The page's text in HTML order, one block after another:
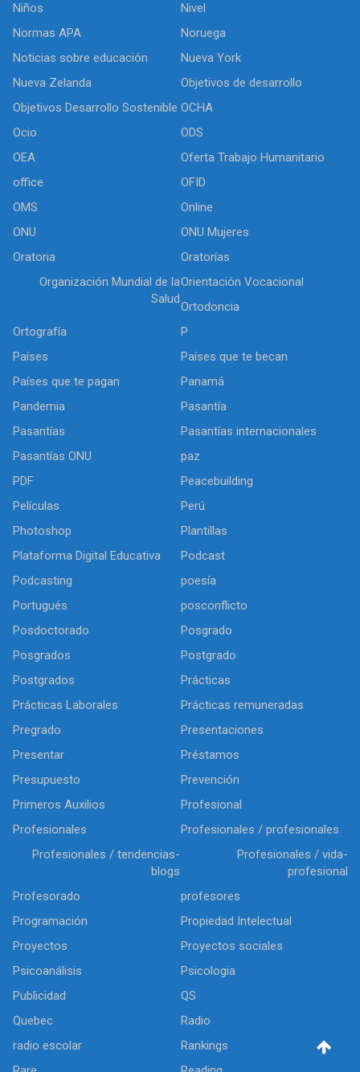
Niños
Nivel
Normas APA
Noruega
Noticias sobre educación
Nueva York
Nueva Zelanda
Objetivos de desarrollo
Objetivos Desarrollo Sostenible OCHA
Ocio
ODS
OEA
Oferta Trabajo Humanitario
office
OFID
OMS
Online
ONU
ONU Mujeres
Oratoria
Oratorías
Organización Mundial de la
Salud
Orientación Vocacional
Ortodoncia
Ortografía
P
Países
Países que te becan
Países que te pagan
Panamá
Pandemia
Pasantía
Pasantías
Pasantías internacionales
Pasantías ONU
paz
PDF
Peacebuilding
Películas
Perú
Photoshop
Plantillas
Plataforma Digital Educativa
Podcast
Podcasting
poesía
Portugués
posconflicto
Posdoctorado
Posgrado
Posgrados
Postgrado
Postgrados
Prácticas
Prácticas Laborales
Prácticas remuneradas
Pregrado
Presentaciones
Presentar
Préstamos
Presupuesto
Prevención
Primeros Auxilios
Profesional
Profesionales
Profesionales / profesionales
Profesionales / tendencias-
blogs
Profesionales / vida-
profesional
Profesorado
profesores
Programación
Propiedad Intelectual
Proyectos
Proyectos sociales
Psicoanálisis
Psicologia
Publicidad
QS
Quebec
Radio
radio escolar
Rankings